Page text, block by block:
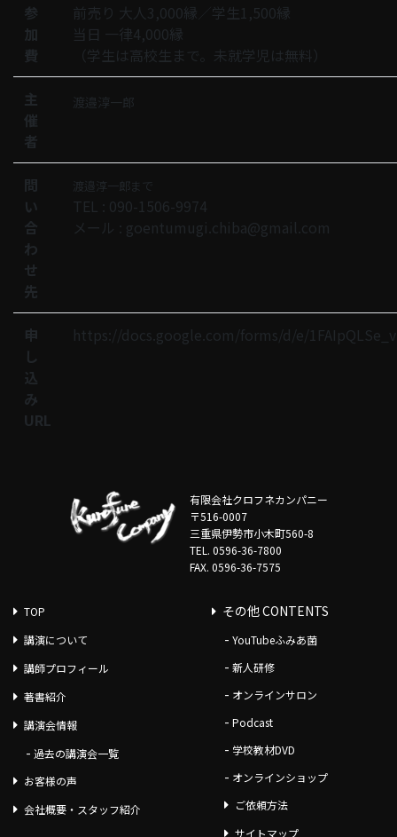
参
加
費
前売り 大人3,000縁／学生1,500縁
当日 一律4,000縁
（学生は高校生まで。未就学児は無料）
主
催
者
渡邉淳一郎
問
い
合
わ
せ
先
渡邉淳一郎まで
TEL : 090-1506-9974
メール : goentumugi.chiba@gmail.com
申
し
込
み
URL
https://docs.google.com/forms/d/e/
有限会社クロフネカンパニー
〒516-0007
三重県伊勢市小木町560-8
TEL. 0596-36-7800
FAX. 0596-36-7575
TOP
講演について
講師プロフィール
著書紹介
講演会情報
過去の講演会一覧
お客様の声
会社概要・スタッフ紹介
その他 CONTENTS
YouTubeふみあ菌
新人研修
オンラインサロン
Podcast
学校教材DVD
オンラインショップ
ご依頼方法
サイトマップ